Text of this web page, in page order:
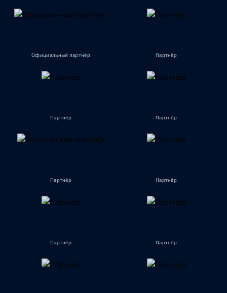
Официальный партнёр Партнёр
Партнёр Партнёр
Партнёр Партнёр
Партнёр Партнёр